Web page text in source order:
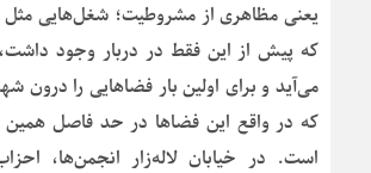
یعنی مظاهری از مشروطیت؛ شغل‌هایی مثل
که پیش از این فقط در دربار وجود
می‌آید و برای اولین بار فضاهایی را درون
که در واقع این فضاها در حد فاصل همین
است. در خیابان لاله‌زار انجمن‌ها،